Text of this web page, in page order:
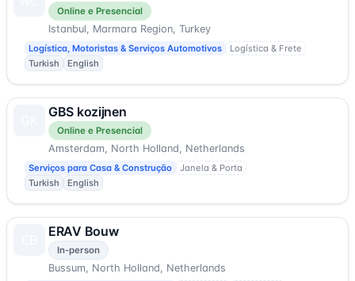
Tipo de Serviço
Selecionar tipo de serviço...
Online e Presencial
Istanbul, Marmara Region, Turkey
Logística, Motoristas & Serviços Automotivos
Logística & Frete
Turkish
English
GBS kozijnen
Online e Presencial
Amsterdam, North Holland, Netherlands
Serviços para Casa & Construção
Janela & Porta
Turkish
English
ERAV Bouw
In-person
Bussum, North Holland, Netherlands